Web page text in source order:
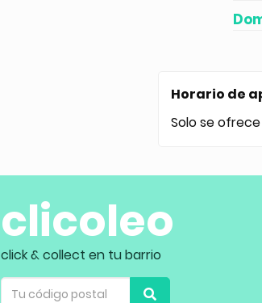
Horario de
Solo se
clicoleo
click & collect en tu barrio